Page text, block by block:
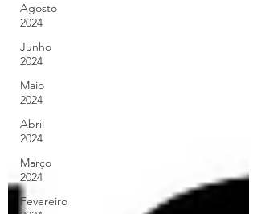
Agosto
2024
Junho
2024
Maio
2024
Abril
2024
Março
2024
Fevereiro